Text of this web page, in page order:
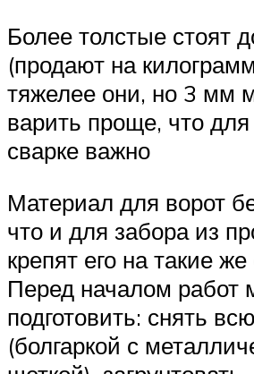
Более толстые стоят
(продают на
тяжелее они, но 3 мм
варить проще, что
сварке важно
Материал для ворот
что и для забора из
крепят его на такие
Перед началом работ
подготовить: снять
(болгаркой с